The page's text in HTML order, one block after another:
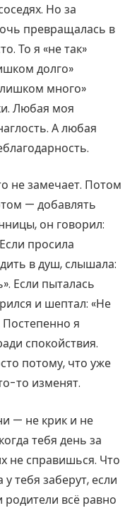
Но за
превращалась в
То я «не так»
долго»
много»
Любая моя
А любая
не замечает. Потом
— добавлять
он говорил:
просила
в душ, слышала:
Если пыталась
и шептал: «Не
я
спокойствия.
потому, что уже
то изменят.
— не крик и не
тебя день за
не справишься. Что
тебя заберут, если
всё равно